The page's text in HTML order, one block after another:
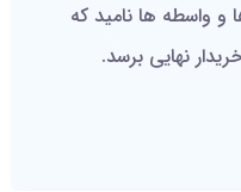
و واسطه ها نامید که
نهایی برسد.